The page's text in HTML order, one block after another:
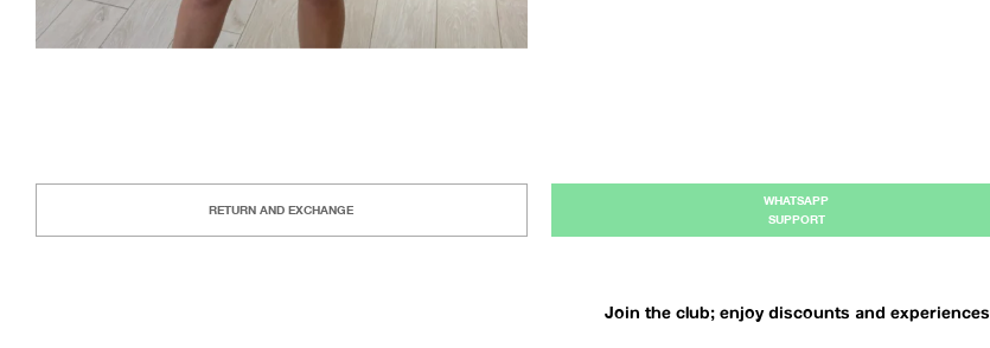
RETURN AND EXCHANGE
WHATSAPP
SUPPORT
Join the club; enjoy discounts and experiences